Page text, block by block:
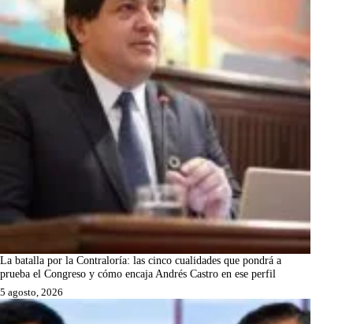
La batalla por la Contraloría: las cinco cualidades que pondrá a
prueba el Congreso y cómo encaja Andrés Castro en ese perfil
5 agosto, 2026